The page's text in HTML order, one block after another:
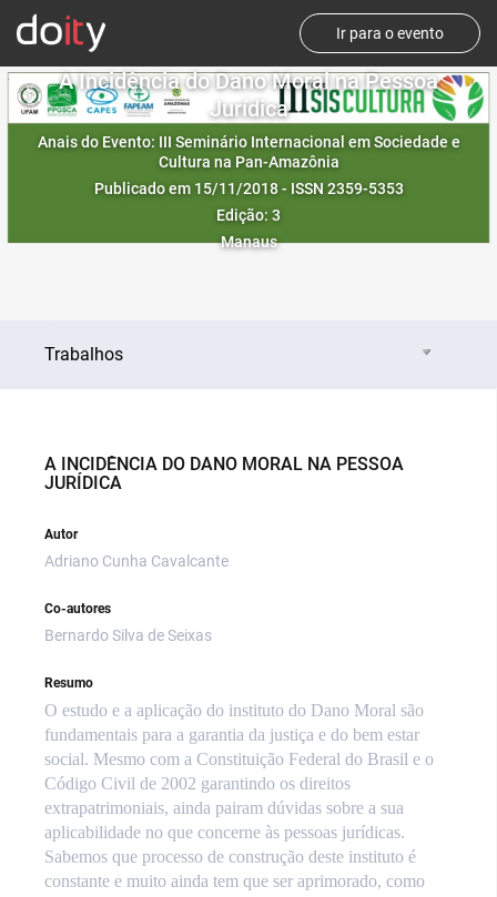
Ir para o evento
A Incidência do Dano Moral na Pessoa
Jurídica
Anais do Evento: III Seminário Internacional em Sociedade e
Cultura na Pan-Amazônia
Publicado em 15/11/2018 - ISSN 2359-5353
Edição: 3
Manaus
Trabalhos
A INCIDÊNCIA DO DANO MORAL NA PESSOA
JURÍDICA
Autor
Adriano Cunha Cavalcante
Co-autores
Bernardo Silva de Seixas
Resumo
O estudo e a aplicação do instituto do Dano Moral são
fundamentais para a garantia da justiça e do bem estar
social. Mesmo com a Constituição Federal do Brasil e o
Código Civil de 2002 garantindo os direitos
extrapatrimoniais, ainda pairam dúvidas sobre a sua
aplicabilidade no que concerne às pessoas jurídicas.
Sabemos que processo de construção deste instituto é
constante e muito ainda tem que ser aprimorado, como